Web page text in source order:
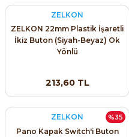
ZELKON
ZELKON 22mm Plastik İşaretli
İkiz Buton (Siyah-Beyaz) Ok
Yönlü
213,60 TL
%35
ZELKON
Pano Kapak Switch'i Buton